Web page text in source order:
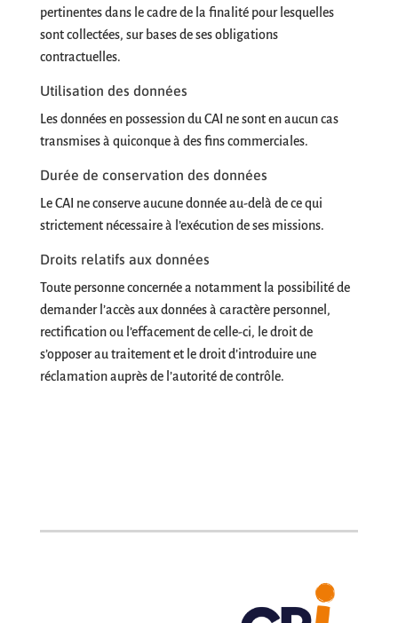
pertinentes dans le cadre de la finalité pour lesquelles
sont collectées, sur bases de ses obligations
contractuelles.
Utilisation des données
Les données en possession du CAI ne sont en aucun cas
transmises à quiconque à des fins commerciales.
Durée de conservation des données
Le CAI ne conserve aucune donnée au-delà de ce qui
strictement nécessaire à l’exécution de ses missions.
Droits relatifs aux données
Toute personne concernée a notamment la possibilité de
demander l’accès aux données à caractère personnel,
rectification ou l’effacement de celle-ci, le droit de
s’opposer au traitement et le droit d’introduire une
réclamation auprès de l’autorité de contrôle.